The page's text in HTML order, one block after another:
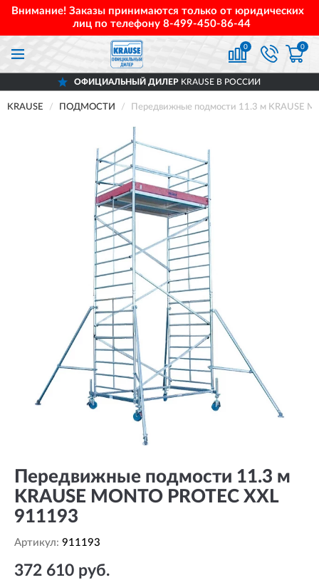
Внимание! Заказы принимаются только от юридических
лиц по телефону 8-499-450-86-44
0 0
ОФИЦИАЛЬНЫЙ ДИЛЕРKRAUSE В РОССИИ
KRAUSE ПОДМОСТИ Передвижные подмости 11.3 м KRAUSE
Передвижные подмости 11.3 м
KRAUSE MONTO PROTEC XXL
911193
Артикул: 911193
372 610 руб.